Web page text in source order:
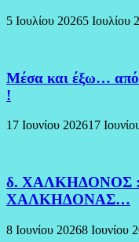
5 Ιουλίου 20265 Ιουλίου
Μέσα και έξω…
!
17 Ιουνίου 202617
δ. ΧΑΛΚΗΔΟΝΟΣ
ΧΑΛΚΗΔΟΝΑΣ…
8 Ιουνίου 20268 Ιουνίου